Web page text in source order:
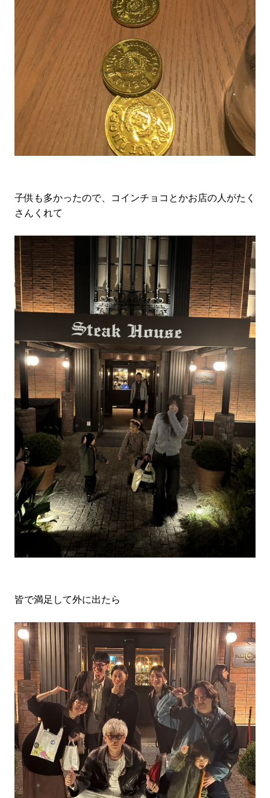
子供も多かったので、コインチョコとかお店の人がたく
さんくれて
皆で満足して外に出たら